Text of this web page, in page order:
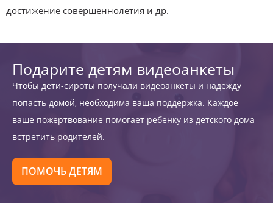
достижение совершеннолетия и др.
Подарите детям видеоанкеты
Чтобы дети-сироты получали видеоанкеты и надежду
попасть домой, необходима ваша поддержка. Каждое
ваше пожертвование помогает ребенку из детского дома
встретить родителей.
ПОМОЧЬ ДЕТЯМ